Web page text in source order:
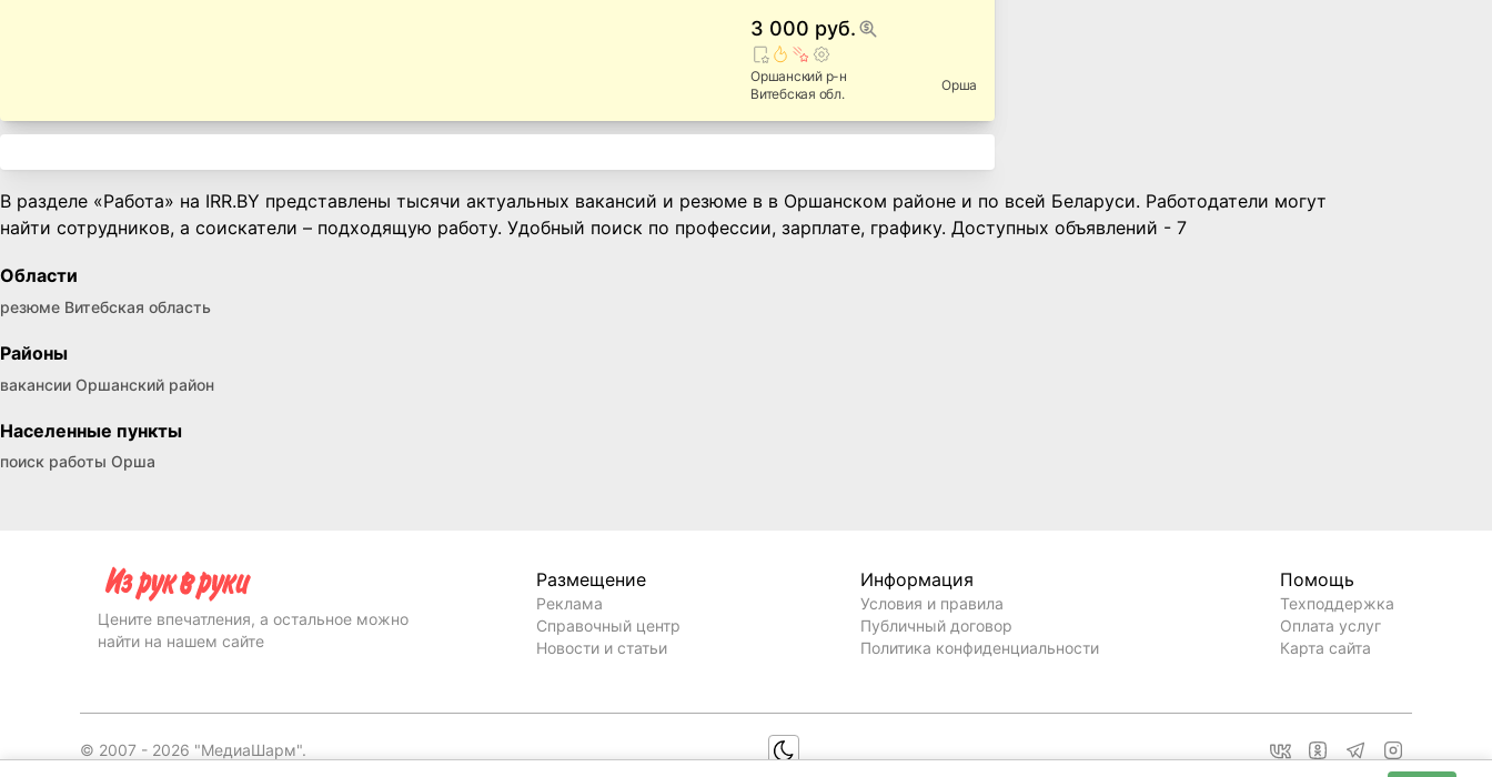
3 000 руб.
Оршанскийр-н
Витебская обл.
Орша
В разделе «Работа» на IRR.BY представлены тысячи актуальных вакансий и резюме в в Оршанском районе и по всей Беларуси. Работодатели могут
найти сотрудников, а соискатели – подходящую работу. Удобный поиск по профессии, зарплате, графику. Доступных объявлений - 7
Области
резюме Витебская область
Районы
вакансии Оршанский район
Населенные пункты
поиск работы Орша
Цените впечатления, а остальное можно
найти на нашем сайте
Размещение
Реклама
Справочный центр
Новости и статьи
Информация
Условия и правила
Публичный договор
Политика конфиденциальности
Помощь
Техподдержка
Оплата услуг
Карта сайта
© 2007 - 2026 "МедиаШарм".